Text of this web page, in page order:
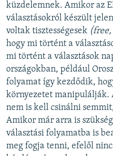
küzdelemnek. Amikor az
választásokról készült
voltak tisztességesek
hogy mi történt a
mi történt a választások
országokban, például
folyamat így kezdődik,
környezetet manipulálják.
nem is kell csinálni
Amikor már arra is
választási folyamatba is
meg fogja tenni, efelől